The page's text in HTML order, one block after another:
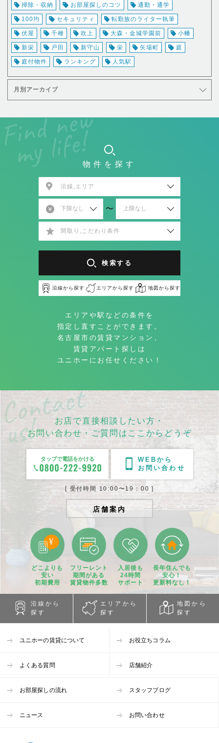
掃除・収納 お部屋探しのコツ 通勤・通学
100均 セキュリティ 転勤族のライター執筆
伏屋 千種 吹上 大森・金城学園前 小幡
新栄 戸田 新守山 栄 矢場町 庭
庭付物件 ランキング 人気駅
月別アーカイブ
物件を探す
沿線,エリア
〜
間取り,こだわり条件
検索する
沿線から探す エリアから探す 地図から探す
エリアや駅などの条件を
指定し直すことができます。
名古屋市の賃貸マンション、
賃貸アパート探しは
ユニホーにお任せください！
お店で直接相談したい方・
お問い合わせ・ご質問はここからどうぞ
タップで電話をかける
WEBから
お問い合わせ
[ 受付時間 10:00〜19：00 ]
店舗案内
どこよりも
安い
初期費用
フリーレント
期間がある
賃貸物件多数
入居後も
24時間
サポート
長年住んでも
安心！
更新料なし！
沿線から
探す
エリアから
探す
地図から
探す
ユニホーの賃貸について お役立ちコラム
よくある質問 店舗紹介
お部屋探しの流れ スタッフブログ
ニュース お問い合わせ